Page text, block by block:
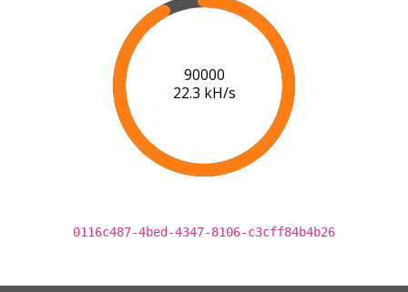
91000
22.3 kH/s
0116c487-4bed-4347-8106-c3cff84b4b26